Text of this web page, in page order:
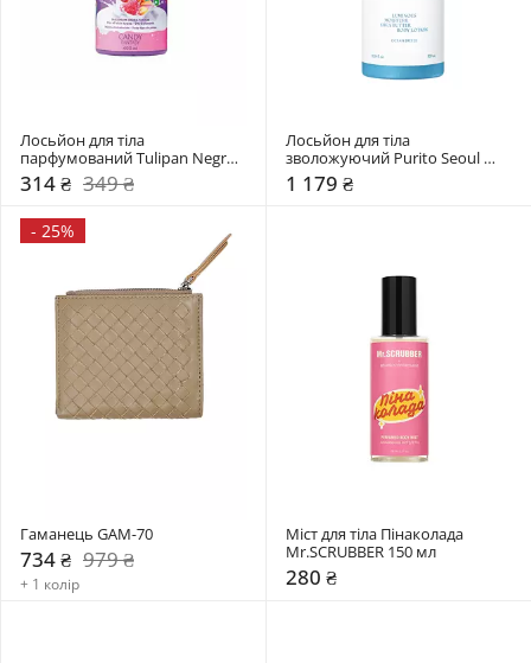
Лосьйон для тіла
парфумований Tulipan Negro
Солодкі Фантазії
314 ₴ 349 ₴
Лосьйон для тіла
зволожуючий Purito Seoul
Ocean Breeze
1 179 ₴
- 25%
Гаманець GAM-70
734 ₴ 979 ₴
+ 1 колір
Міст для тіла Пінаколада
Mr.SCRUBBER 150 мл
280 ₴